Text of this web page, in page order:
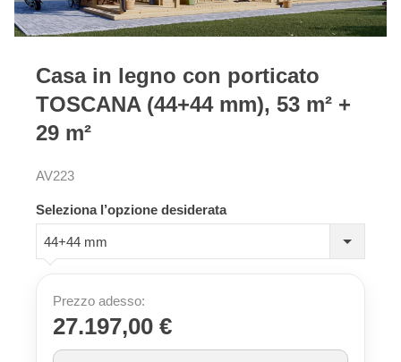
Casa in legno con porticato
TOSCANA (44+44 mm), 53 m² +
29 m²
AV223
Seleziona l’opzione desiderata
44+44 mm
Prezzo adesso:
27.197,00 €